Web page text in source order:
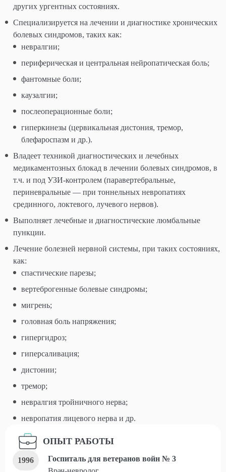
других ургентных состояниях.
Специализируется на лечении и диагностике хронических
болевых синдромов, таких как:
невралгии;
периферическая и центральная нейропатическая боль;
фантомные боли;
каузалгии;
послеоперационные боли;
гиперкинезы (цервикальная дистония, тремор,
блефароспазм и др.).
Владеет техникой диагностических и лечебных
медикаментозных блокад в лечении болевых синдромов, в
т.ч. и под УЗИ-контролем (паравертебральные,
периневральные — при тоннельных невропатиях
срединного, локтевого, лучевого нервов).
Выполняет лечебные и диагностические люмбальные
пункции.
Лечение болезней нервной системы, при таких состояниях,
как:
спастические парезы;
вертеброгенные болевые синдромы;
мигрень;
головная боль напряжения;
гипергидроз;
гиперсаливация;
дистонии;
тремор;
невралгия тройничного нерва;
невропатия лицевого нерва и др.
ОПЫТ РАБОТЫ
1996
Госпиталь для ветеранов войн № 3